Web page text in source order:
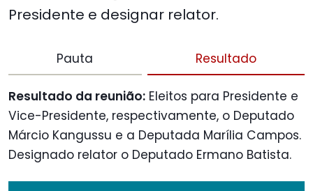
Presidente e designar relator.
Pauta Resultado
Resultado da reunião: Eleitos para Presidente e
Vice-Presidente, respectivamente, o Deputado
Márcio Kangussu e a Deputada Marília Campos.
Designado relator o Deputado Ermano Batista.